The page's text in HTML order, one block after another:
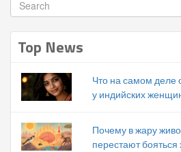
Top News
Что на самом деле
у индийских
Почему в жару
перестают